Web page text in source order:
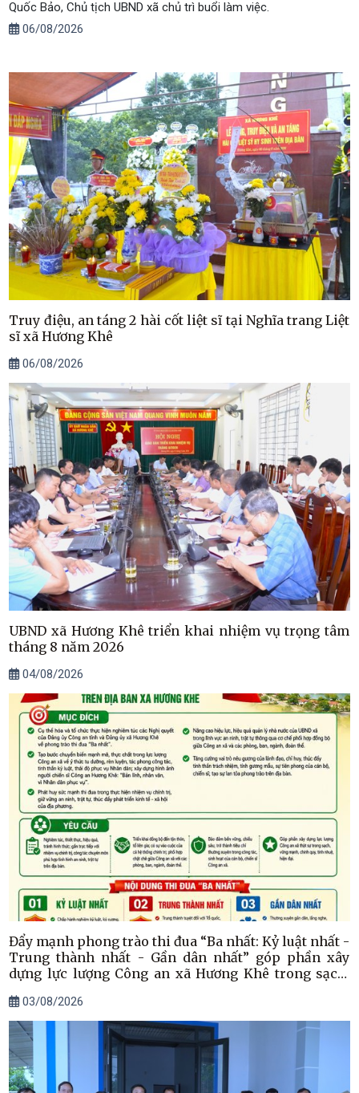
Quốc Bảo, Chủ tịch UBND xã chủ trì buổi làm việc.
06/08/2026
Truy điệu, an táng 2 hài cốt liệt sĩ tại Nghĩa trang Liệt
sĩ xã Hương Khê
06/08/2026
UBND xã Hương Khê triển khai nhiệm vụ trọng tâm
tháng 8 năm 2026
04/08/2026
Đẩy mạnh phong trào thi đua “Ba nhất: Kỷ luật nhất -
Trung thành nhất - Gần dân nhất” góp phần xây
dựng lực lượng Công an xã Hương Khê trong sạch,
03/08/2026